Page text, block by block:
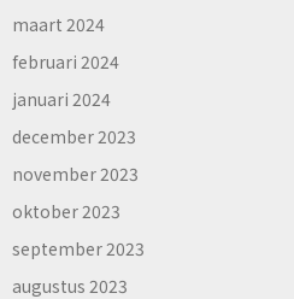
maart 2024
februari 2024
januari 2024
december 2023
november 2023
oktober 2023
september 2023
augustus 2023